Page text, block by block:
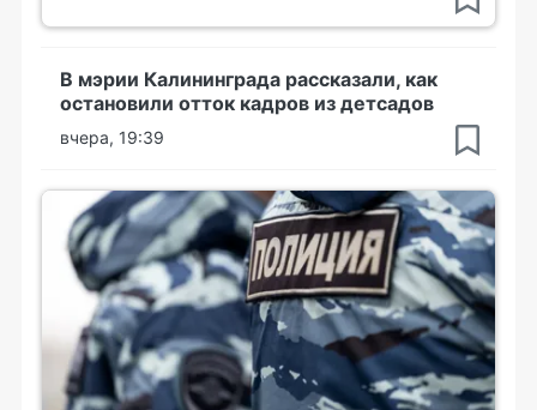
В мэрии Калининграда рассказали, как
остановили отток кадров из детсадов
вчера, 19:39